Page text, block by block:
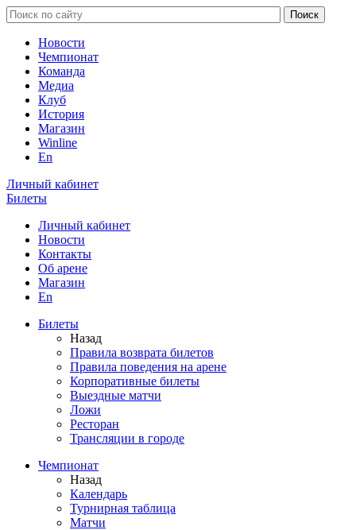
Новости
Чемпионат
Команда
Медиа
Клуб
История
Магазин
Winline
En
Личный кабинет
Билеты
Личный кабинет
Новости
Контакты
Об арене
Магазин
En
Билеты
Назад
Правила возврата билетов
Правила поведения на арене
Корпоративные билеты
Выездные матчи
Ложи
Ресторан
Трансляции в городе
Чемпионат
Назад
Календарь
Турнирная таблица
Матчи